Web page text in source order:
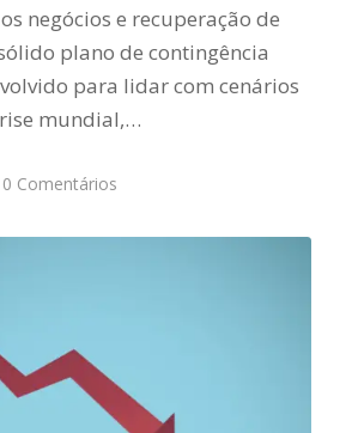
negócios e recuperação de
plano de contingência
para lidar com cenários
mundial,…
0 Comentários